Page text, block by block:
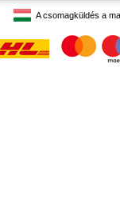
A csomagküldés a